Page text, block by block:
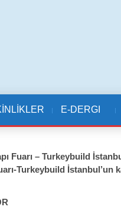
E-DERGI
Fuarı – Turkeybuild
Turkeybuild İstanbul’un